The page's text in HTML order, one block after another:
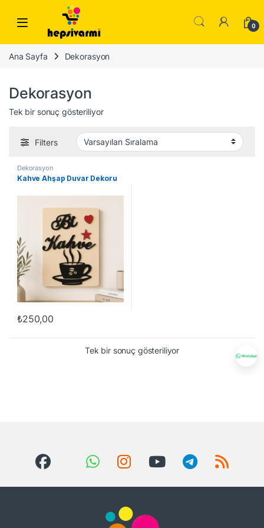
Skip to navigation
0
Ana Sayfa Dekorasyon
Dekorasyon
Tek bir sonuç gösteriliyor
Filters
Dekorasyon
Kahve Ahşap Duvar Dekoru
₺250,00
Tek bir sonuç gösteriliyor